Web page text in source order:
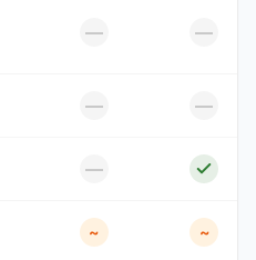
— —
— —
—
~ ~